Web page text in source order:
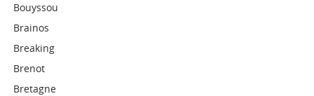
Bouyssou
Brainos
Breaking
Brenot
Bretagne